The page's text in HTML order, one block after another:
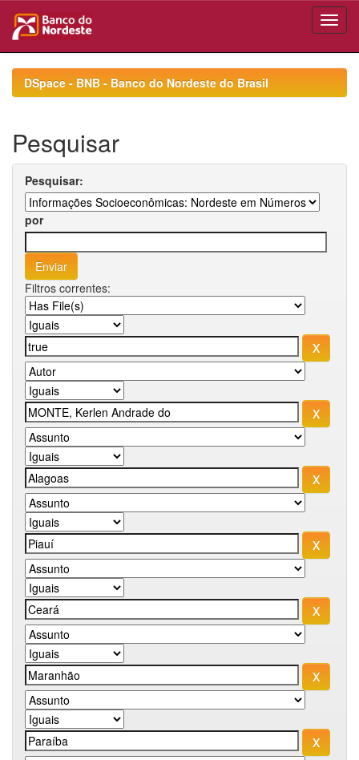
navigationDSpace - BNB - Banco do Nordeste do Brasil
Pesquisar
Pesquisar:
por
Filtros correntes: